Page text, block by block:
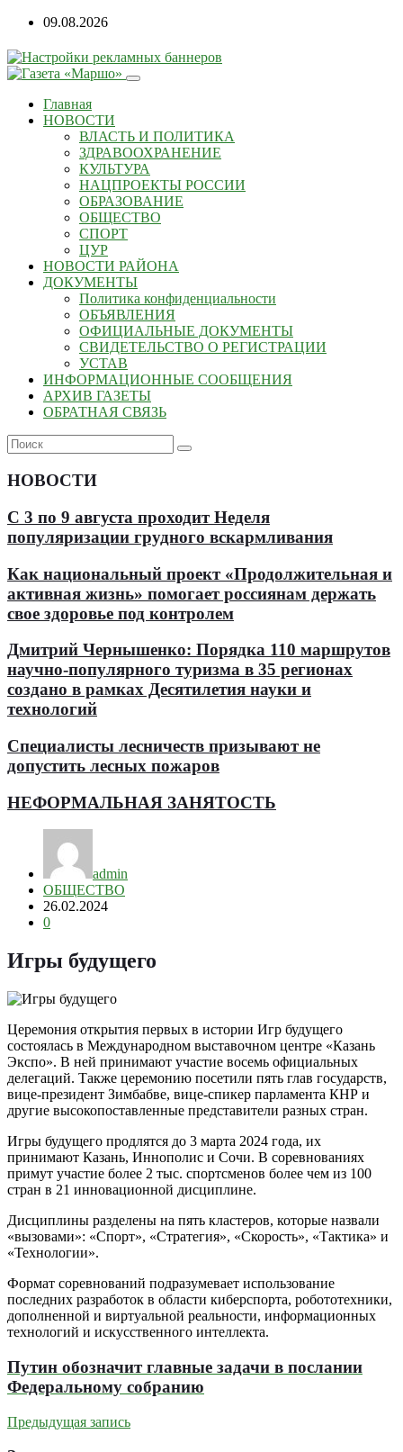
Перейти
содержанию
09.08.2026
Главная
НОВОСТИ
ВЛАСТЬ И ПОЛИТИКА
ЗДРАВООХРАНЕНИЕ
КУЛЬТУРА
НАЦПРОЕКТЫ РОССИИ
ОБРАЗОВАНИЕ
ОБЩЕСТВО
СПОРТ
ЦУР
НОВОСТИ РАЙОНА
ДОКУМЕНТЫ
Политика конфиденциальности
ОБЪЯВЛЕНИЯ
ОФИЦИАЛЬНЫЕ ДОКУМЕНТЫ
СВИДЕТЕЛЬСТВО О РЕГИСТРАЦИИ
УСТАВ
ИНФОРМАЦИОННЫЕ СООБЩЕНИЯ
АРХИВ ГАЗЕТЫ
ОБРАТНАЯ СВЯЗЬ
НОВОСТИ
С 3 по 9 августа проходит Неделя
популяризации грудного вскармливания
Как национальный проект «Продолжительная и
активная жизнь» помогает россиянам держать
свое здоровье под контролем
Дмитрий Чернышенко: Порядка 110 маршрутов
научно-популярного туризма в 35 регионах
создано в рамках Десятилетия науки и
технологий
Специалисты лесничеств призывают не
допустить лесных пожаров
НЕФОРМАЛЬНАЯ ЗАНЯТОСТЬ
admin
ОБЩЕСТВО
26.02.2024
0
Игры будущего
Церемония открытия первых в истории Игр будущего
состоялась в Международном выставочном центре «Казань
Экспо». В ней принимают участие восемь официальных
делегаций. Также церемонию посетили пять глав государств,
вице-президент Зимбабве, вице-спикер парламента КНР и
другие высокопоставленные представители разных стран.
Игры будущего продлятся до 3 марта 2024 года, их
принимают Казань, Иннополис и Сочи. В соревнованиях
примут участие более 2 тыс. спортсменов более чем из 100
стран в 21 инновационной дисциплине.
Дисциплины разделены на пять кластеров, которые назвали
«вызовами»: «Спорт», «Стратегия», «Скорость», «Тактика» и
«Технологии».
Формат соревнований подразумевает использование
последних разработок в области киберспорта, робототехники,
дополненной и виртуальной реальности, информационных
технологий и искусственного интеллекта.
Путин обозначит главные задачи в послании
Федеральному собранию
Предыдущая запись